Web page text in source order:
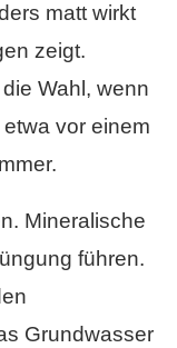
matt wirkt
zeigt.
Wahl, wenn
vor einem
Mineralische
führen.
Grundwasser